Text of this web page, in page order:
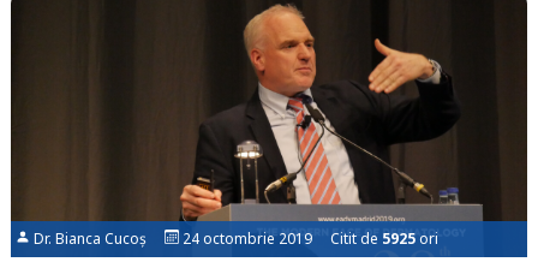
Dr. Bianca Cucoș 24 octombrie 2019 Citit de 5925ori